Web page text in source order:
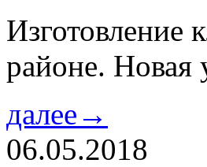
районе. Новая
далее→
06.05.2018